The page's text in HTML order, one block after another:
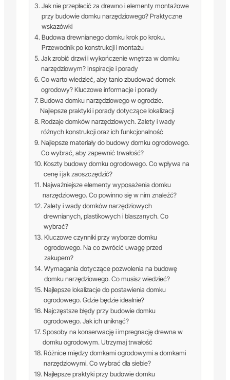
Jak nie przepłacić za drewno i elementy montażowe
przy budowie domku narzędziowego? Praktyczne
wskazówki
Budowa drewnianego domku krok po kroku.
Przewodnik po konstrukcji i montażu
Jak zrobić drzwi i wykończenie wnętrza w domku
narzędziowym? Inspiracje i porady
Co warto wiedzieć, aby tanio zbudować domek
ogrodowy? Kluczowe informacje i porady
Budowa domku narzędziowego w ogrodzie.
Najlepsze praktyki i porady dotyczące lokalizacji
Rodzaje domków narzędziowych. Zalety i wady
różnych konstrukcji oraz ich funkcjonalność
Najlepsze materiały do budowy domku ogrodowego.
Co wybrać, aby zapewnić trwałość?
Koszty budowy domku ogrodowego. Co wpływa na
cenę i jak zaoszczędzić?
Najważniejsze elementy wyposażenia domku
narzędziowego. Co powinno się w nim znaleźć?
Zalety i wady domków narzędziowych
drewnianych, plastikowych i blaszanych. Co
wybrać?
Kluczowe czynniki przy wyborze domku
ogrodowego. Na co zwrócić uwagę przed
zakupem?
Wymagania dotyczące pozwolenia na budowę
domku narzędziowego. Co musisz wiedzieć?
Najlepsze lokalizacje do postawienia domku
ogrodowego. Gdzie będzie idealnie?
Najczęstsze błędy przy budowie domku
ogrodowego. Jak ich uniknąć?
Sposoby na konserwację i impregnację drewna w
domku ogrodowym. Utrzymaj trwałość
Różnice między domkami ogrodowymi a domkami
narzędziowymi. Co wybrać dla siebie?
Najlepsze praktyki przy budowie domku